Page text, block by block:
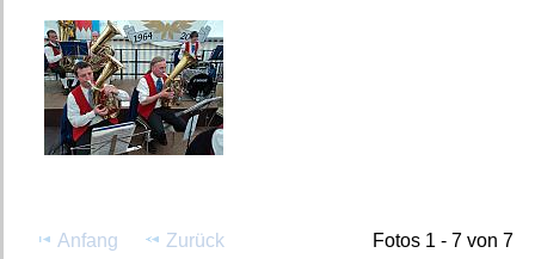
Anfang Zurück Fotos 1 - 7 von 7